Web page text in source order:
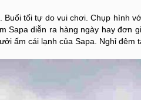
Buổi tối tự do vui chơi. Chụp hình
Sapa diễn ra hàng ngày hay đơn
ấm cái lạnh của Sapa. Nghỉ đêm